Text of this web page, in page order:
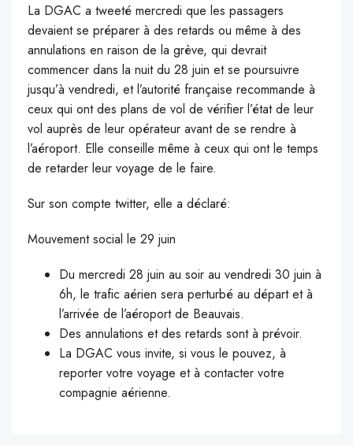
La DGAC a tweeté mercredi que les passagers
devaient se préparer à des retards ou même à des
annulations en raison de la grève, qui devrait
commencer dans la nuit du 28 juin et se poursuivre
jusqu’à vendredi, et l’autorité française recommande à
ceux qui ont des plans de vol de vérifier l’état de leur
vol auprès de leur opérateur avant de se rendre à
l’aéroport. Elle conseille même à ceux qui ont le temps
de retarder leur voyage de le faire.
Sur son compte twitter, elle a déclaré:
Mouvement social le 29 juin
Du mercredi 28 juin au soir au vendredi 30 juin à
6h, le trafic aérien sera perturbé au départ et à
l’arrivée de l’aéroport de Beauvais.
Des annulations et des retards sont à prévoir.
La DGAC vous invite, si vous le pouvez, à
reporter votre voyage et à contacter votre
compagnie aérienne.